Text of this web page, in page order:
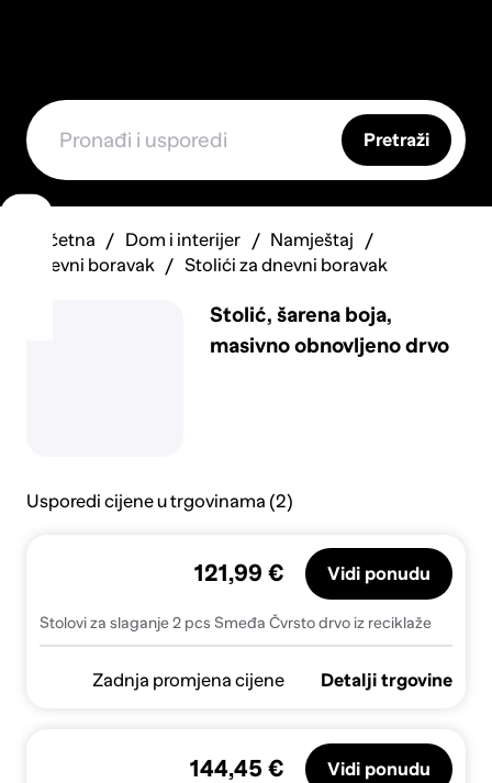
Pretraži
Početna Dom i interijer
Namještaj
Dnevni boravak
Stolići za dnevni boravak
Stolić, šarena boja,
masivno obnovljeno drvo
Usporedi cijene u trgovinama (2)
Stolovi za slaganje 2 pcs Smeđa Čvrsto drvo iz reciklaže
121,99 € Vidi ponudu
Zadnja promjena cijene Detalji trgovine
144,45 € Vidi ponudu